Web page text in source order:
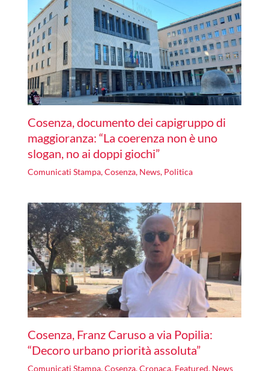
Cosenza, documento dei capigruppo di
maggioranza: “La coerenza non è uno
slogan, no ai doppi giochi”
Comunicati Stampa,Cosenza, News, Politica
Cosenza, Franz Caruso a via Popilia:
“Decoro urbano priorità assoluta”
Comunicati Stampa,Cosenza,Cronaca, Featured, News